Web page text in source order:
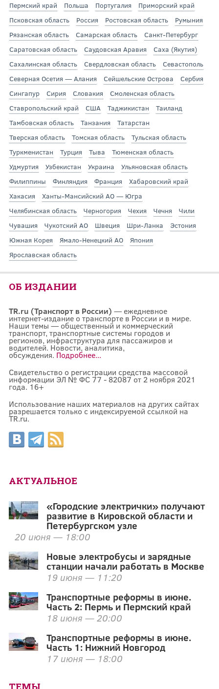
Пермский край
Польша Португалия
Приморский край
Псковская область
Россия Ростовская область
Румыния
Рязанская область
Самарская область
Санкт-Петербург
Саратовская область
Саудовская Аравия
Саха (Якутия)
Сахалинская область
Свердловская область
Севастополь
Северная Осетия — Алания
Сейшельские Острова
Сербия
Сингапур
Сирия Словакия
Смоленская область
Ставропольский край
США Таджикистан
Таиланд
Тамбовская область
Танзания
Татарстан
Тверская область
Томская область
Тульская область
Туркменистан
Турция Тыва
Тюменская область
Удмуртия
Узбекистан Украина
Ульяновская область
Филиппины
Финляндия Франция
Хабаровский край
Хакасия
Ханты-Мансийский АО — Югра
Челябинская область
Черногория Чехия Чечня
Чили
Чувашия
Чукотский АО Швеция Шри-Ланка
Эстония
Южная Корея
Ямало-Ненецкий АО
Япония
Ярославская область
ОБ ИЗДАНИИ
TR.ru (Транспорт в России) — ежедневное
интернет-издание о транспорте в России и в мире.
Наши темы — общественный и коммерческий
транспорт, транспортные системы городов и
регионов, инфраструктура для пассажиров и
водителей. Новости, аналитика,
обсуждения. Подробнее...
Свидетельство о регистрации средства массовой
информации ЭЛ № ФС 77 - 82087 от 2 ноября 2021
года. 16+
Использование наших материалов на других сайтах
разрешается только с индексируемой ссылкой на
TR.ru.
АКТУАЛЬНОЕ
«Городские электрички» получают
развитие в Кировской области и
Петербургском узле
20 июня — 18:00
Новые электробусы и зарядные
станции начали работать в Москве
19 июня — 11:20
Транспортные реформы в июне.
Часть 2: Пермь и Пермский край
18 июня — 20:00
Транспортные реформы в июне.
Часть 1: Нижний Новгород
17 июня — 18:00
ТЕМЫ